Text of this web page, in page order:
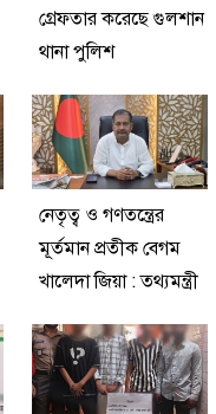
গ্রেফতার করেছে গুলশান
থানা পুলিশ
নেতৃত্ব ও গণতন্ত্রের
মূর্তমান প্রতীক বেগম
খালেদা জিয়া : তথ্যমন্ত্রী